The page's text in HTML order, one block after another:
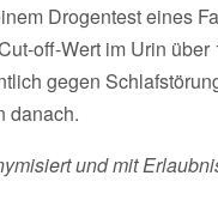
Drogentest eines
off-Wert im Urin über
gegen
danach.
und mit